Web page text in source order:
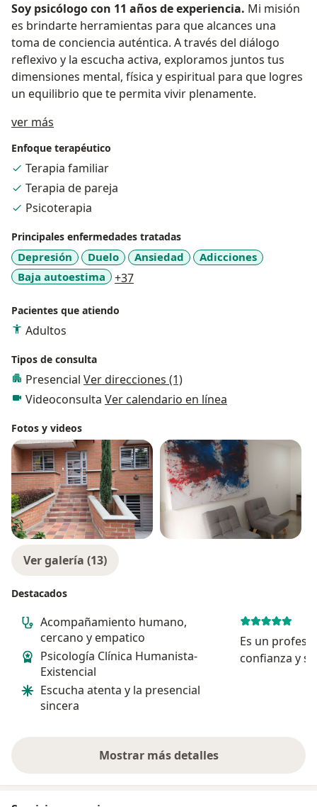
Soy psicólogo con 11 años de experiencia. Mi misión
es brindarte herramientas para que alcances una
toma de conciencia auténtica. A través del diálogo
reflexivo y la escucha activa, exploramos juntos tus
dimensiones mental, física y espiritual para que logres
un equilibrio que te permita vivir plenamente.
ver más
Enfoque terapéutico
Terapia familiar
Terapia de pareja
Psicoterapia
Principales enfermedades tratadas
Depresión Duelo Ansiedad
Adicciones
Baja autoestima
+37a11y_sr_more_diseases
Pacientes que atiendo
Adultos
Tipos de consulta
Presencial Ver direcciones (1)
Videoconsulta Ver calendario en línea
Fotos y videos
Ver galería (13)
Destacados
Acompañamiento humano,
cercano y empatico
Psicología Clínica Humanista-
Existencial
Escucha atenta y la presencial
sincera
Es un
confianza y
Mostrar más detalles
sobre la experiencia